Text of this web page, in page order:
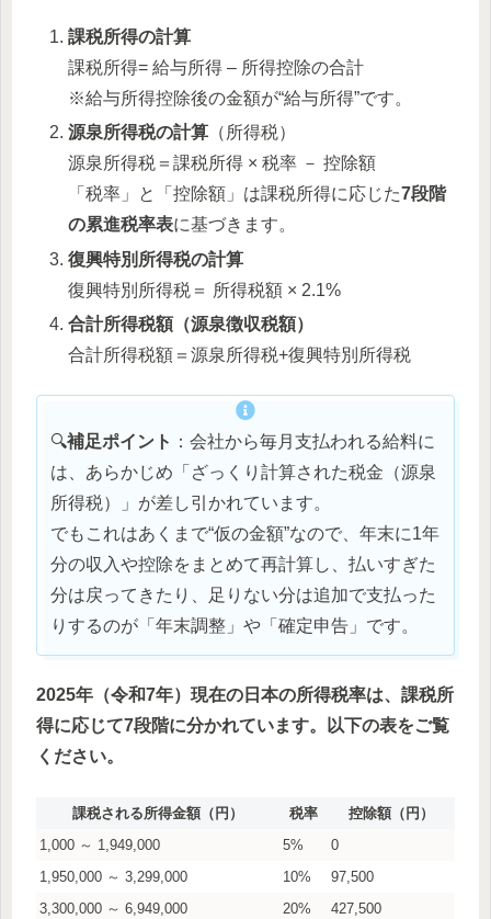
課税所得の計算
課税所得= 給与所得 – 所得控除の合計
※給与所得控除後の金額が“給与所得”です。
源泉所得税の計算 （所得税）
源泉所得税＝課税所得 × 税率 － 控除額
「税率」と「控除額」は課税所得に応じた7段階
の累進税率表に基づきます。
復興特別所得税の計算
復興特別所得税＝ 所得税額 × 2.1%
合計所得税額（源泉徴収税額）
合計所得税額＝源泉所得税+復興特別所得税
🔍補足ポイント ：会社から毎月支払われる給料に
は、あらかじめ「ざっくり計算された税金（源泉
所得税）」が差し引かれています。
でもこれはあくまで“仮の金額”なので、年末に1年
分の収入や控除をまとめて再計算し、払いすぎた
分は戻ってきたり、足りない分は追加で支払った
りするのが「年末調整」や「確定申告」です。
2025年（令和7年）現在の日本の所得税率は、課税所
得に応じて7段階に分かれています。以下の表をご覧
ください。
課税される所得金額（円） 税率
控除額（円）
1,000 ～ 1,949,000
5%
0
1,950,000 ～ 3,299,000
10%
97,500
3,300,000 ～ 6,949,000
20%
427,500